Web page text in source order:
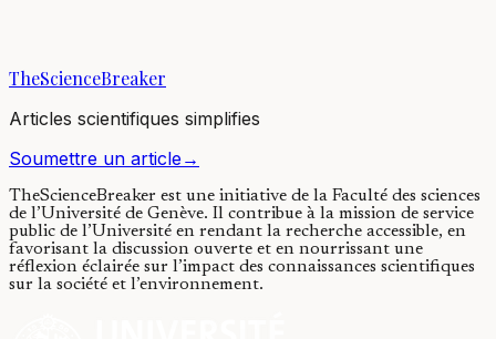
26/04/2021·4 min de lecture
TheScienceBreaker
Articles scientifiques simplifies
Soumettre un article→
TheScienceBreaker est une initiative de la Faculté des sciences
de l’Université de Genève. Il contribue à la mission de service
public de l’Université en rendant la recherche accessible, en
favorisant la discussion ouverte et en nourrissant une
réflexion éclairée sur l’impact des connaissances scientifiques
sur la société et l’environnement.